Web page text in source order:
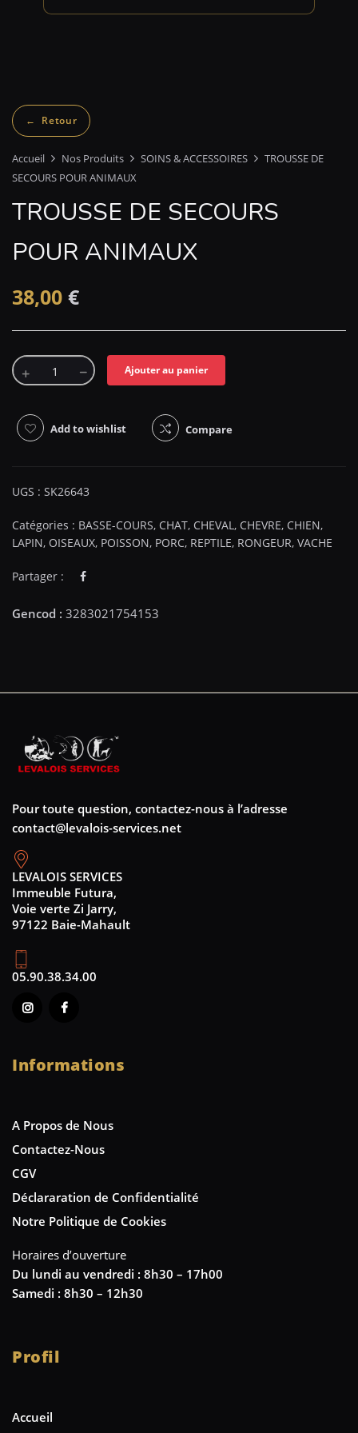
Accueil Nos Produits SOINS & ACCESSOIRES
TROUSSE DE
SECOURS POUR ANIMAUX
TROUSSE DE SECOURS
POUR ANIMAUX
38,00 €
Ajouter au panier
Add to wishlist Compare
UGS : SK26643
Catégories : BASSE-COURS, CHAT, CHEVAL, CHEVRE, CHIEN,
LAPIN, OISEAUX, POISSON, PORC, REPTILE, RONGEUR, VACHE
Partager :
Pour toute question, contactez-nous à l’adresse
contact@levalois-services.net
LEVALOIS SERVICES
Immeuble Futura,
Voie verte Zi Jarry,
97122 Baie-Mahault
05.90.38.34.00
Informations
A Propos de Nous
Contactez-Nous
CGV
Déclararation de Confidentialité
Notre Politique de Cookies
Horaires d’ouverture
Du lundi au vendredi : 8h30 – 17h00
Samedi : 8h30 – 12h30
Profil
Accueil